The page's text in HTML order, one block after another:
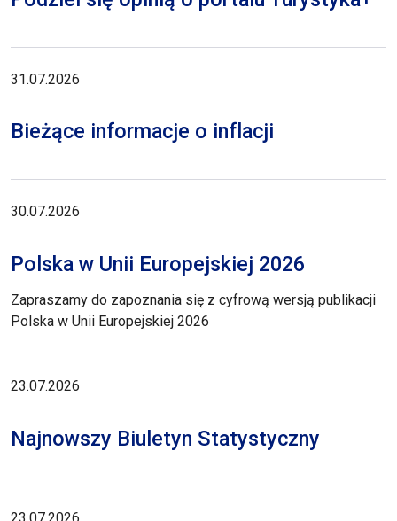
31.07.2026
Bieżące informacje o inflacji
30.07.2026
Polska w Unii Europejskiej 2026
Zapraszamy do zapoznania się z cyfrową wersją publikacji
Polska w Unii Europejskiej 2026
23.07.2026
Najnowszy Biuletyn Statystyczny